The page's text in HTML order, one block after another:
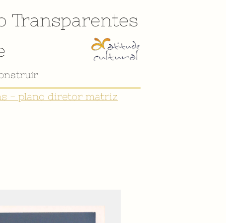
Transparentes
- plano diretor matriz